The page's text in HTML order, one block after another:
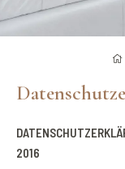
2016